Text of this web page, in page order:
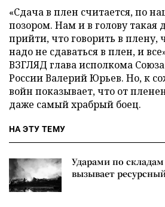
«Сдача в плен считается, по
позором. Нам и в голову такая
прийти, что говорить в плену,
надо не сдаваться в плен, и
ВЗГЛЯД глава исполкома
России Валерий Юрьев. Но, к
войн показывает, что от
даже самый храбрый боец.
НА ЭТУ ТЕМУ
Ударами по
вызывает